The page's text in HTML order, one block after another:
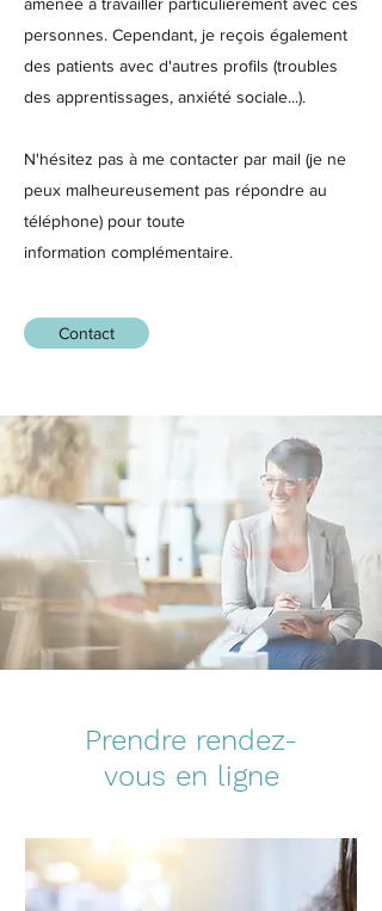
personnes. Cependant, je reçois également
des patients avec d'autres profils (troubles
des apprentissages, anxiété sociale...).
N'hésitez pas à me contacter par mail (je ne
peux malheureusement pas répondre au
téléphone) pour toute
information complémentaire.
Contact
Prendre rendez-
vous en ligne